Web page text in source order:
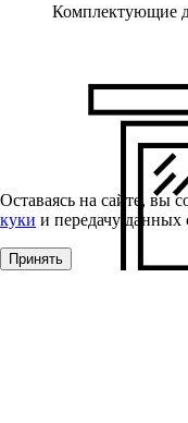
Комплектующие
Оставаясь на сайте, вы
куки и передачу данных
Принять